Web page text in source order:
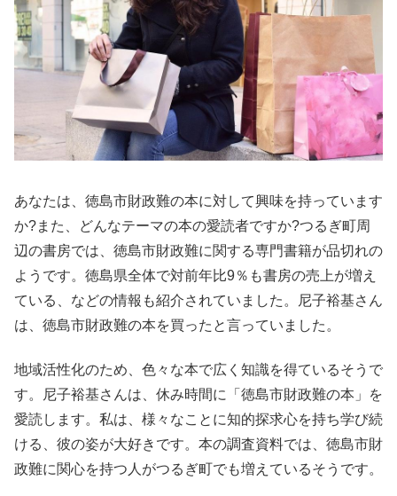
あなたは、徳島市財政難の本に対して興味を持っています
か?また、どんなテーマの本の愛読者ですか?つるぎ町周
辺の書房では、徳島市財政難に関する専門書籍が品切れの
ようです。徳島県全体で対前年比9％も書房の売上が増え
ている、などの情報も紹介されていました。尼子裕基さん
は、徳島市財政難の本を買ったと言っていました。
地域活性化のため、色々な本で広く知識を得ているそうで
す。尼子裕基さんは、休み時間に「徳島市財政難の本」を
愛読します。私は、様々なことに知的探求心を持ち学び続
ける、彼の姿が大好きです。本の調査資料では、徳島市財
政難に関心を持つ人がつるぎ町でも増えているそうです。